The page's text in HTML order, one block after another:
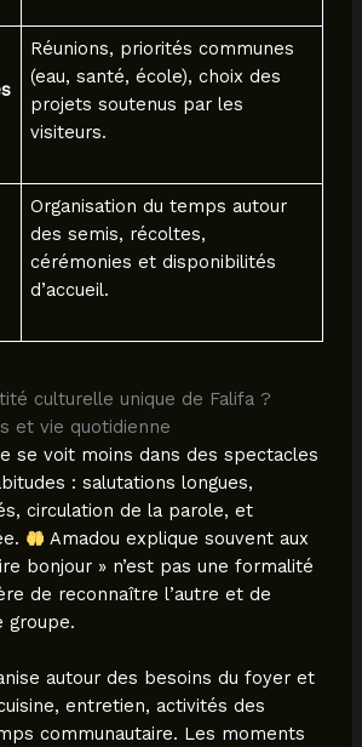
Réunions, priorités communes
(eau, santé, école), choix des
projets soutenus par les
visiteurs.
Organisation du temps autour
des semis, récoltes,
cérémonies et disponibilités
d’accueil.
culturelle unique de Falifa ?
et vie quotidienne
se voit moins dans des spectacles
: salutations longues,
circulation de la parole, et
Amadou explique souvent aux
bonjour » n’est pas une formalité
de reconnaître l’autre et de
groupe.
autour des besoins du foyer et
entretien, activités des
communautaire. Les moments